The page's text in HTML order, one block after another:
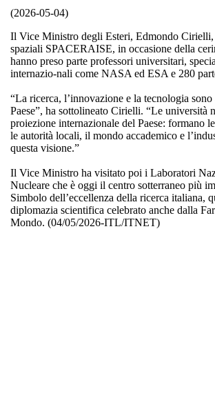
(2026-05-04)
Il Vice Ministro degli Esteri, Edmondo
spaziali SPACERAISE, in occasione della
hanno preso parte professori universitari,
internazio-nali come NASA ed ESA e 280
“La ricerca, l’innovazione e la tecnologia
Paese”, ha sottolineato Cirielli. “Le università
proiezione internazionale del Paese: formano
le autorità locali, il mondo accademico e
questa visione.”
Il Vice Ministro ha visitato poi i Laboratori
Nucleare che è oggi il centro sotterraneo più
Simbolo dell’eccellenza della ricerca italiana,
diplomazia scientifica celebrato anche dalla
Mondo. (04/05/2026-ITL/ITNET)